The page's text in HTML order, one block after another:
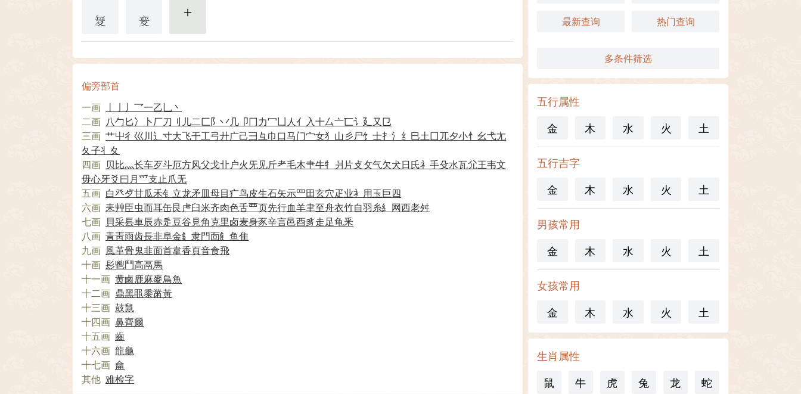
更多
偏旁部首
一画
丨 亅 丿 乛一乙乚丶
二画 八勹匕冫 卜厂刀 刂 儿二匚阝 丷几 卩冂力冖凵人亻 入十厶亠匸讠 廴 又㔾
三画 艹屮彳 巛川辶 寸大飞干工弓廾广己彐彑巾口马门宀女犭 山彡尸饣 士扌 氵 纟 巳土囗兀夕小忄 幺弋尢
夂子丬 夊
四画 贝比灬长车歹斗厄方风父戈卝户火旡见斤耂毛木肀牛牜 爿片攴攵气欠犬日氏礻 手殳水瓦尣王韦文
毋心牙爻曰月爫支止爪无
五画 白癶歺甘瓜禾钅 立龙矛皿母目疒鸟皮生石矢示罒田玄穴疋业衤 用玉巨四
六画 耒艸臣虫而耳缶艮 虍臼米齐肉色舌覀页先行血羊聿至舟衣竹自羽糸糹 网西老舛
七画 貝采镸車辰赤辵豆谷見角克里卤麦身豕辛言邑酉豸走足龟釆
八画 青靑雨齿長非阜金釒 隶門靣飠 鱼隹
九画 風革骨鬼韭面首韋香頁音食飛
十画 髟鬯鬥高鬲馬
十一画 黄鹵鹿麻麥鳥魚
十二画 鼎黑黽黍黹黃
十三画 鼓鼠
十四画 鼻齊爾
十五画 齒
十六画 龍龜
十七画 龠
其他 难检字
最新查询 热门查询
多条件筛选
五行属性
金
木 水 火 土
五行吉字
金
木 水 火 土
男孩常用
金
木 水 火 土
女孩常用
金
木 水 火 土
生肖属性
鼠
牛 虎 兔 龙
蛇